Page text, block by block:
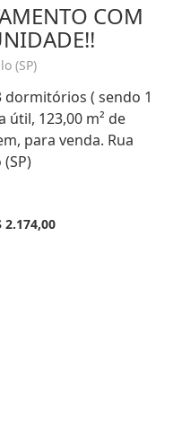
COM
(SP)
( sendo 1
útil, 123,00 m² de
para venda. Rua
2.174,00